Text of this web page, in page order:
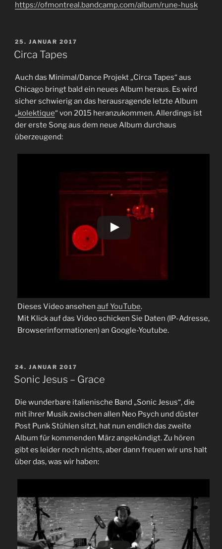
https://ofmontreal.bandcamp.com/album/rune-husk
VERÖFFENTLICHT
AM
25. JANUAR 2017
Circa Tapes
Auch das Minimal/Dance Projekt „Circa Tapes“ aus
Chicago bringt bald ein neues Album heraus. Es wird
sicher schwierig an das herausragende letzte Album
„kolektique“ von 2015 heranzukommen. Allerdings ist
der erste Song aus dem neue Album durchaus
überzeugend:
Dieses Video ansehen auf YouTube.
Mit Klick auf das Video schicken Sie Daten (IP-Adresse,
Browserinformationen) an Google-Youtube.
VERÖFFENTLICHT
AM
24. JANUAR 2017
Sonic Jesus – Grace
Die wunderbare italienische Band „Sonic Jesus“, die
mit ihrer Musik zwischen allen Neo Psych und düster
Post Punk Stühlen sitzt, hat nun endlich das zweite
Album für kommenden März angekündigt. Zu hören
gibt es leider noch nichts, aber dann freuen wir uns halt
über das, was wir haben: